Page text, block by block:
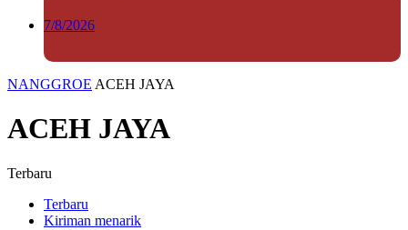
7/8/2026
NANGGROE ACEH JAYA
ACEH JAYA
Terbaru
Terbaru
Kiriman menarik